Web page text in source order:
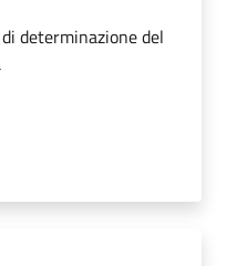
determinazione del